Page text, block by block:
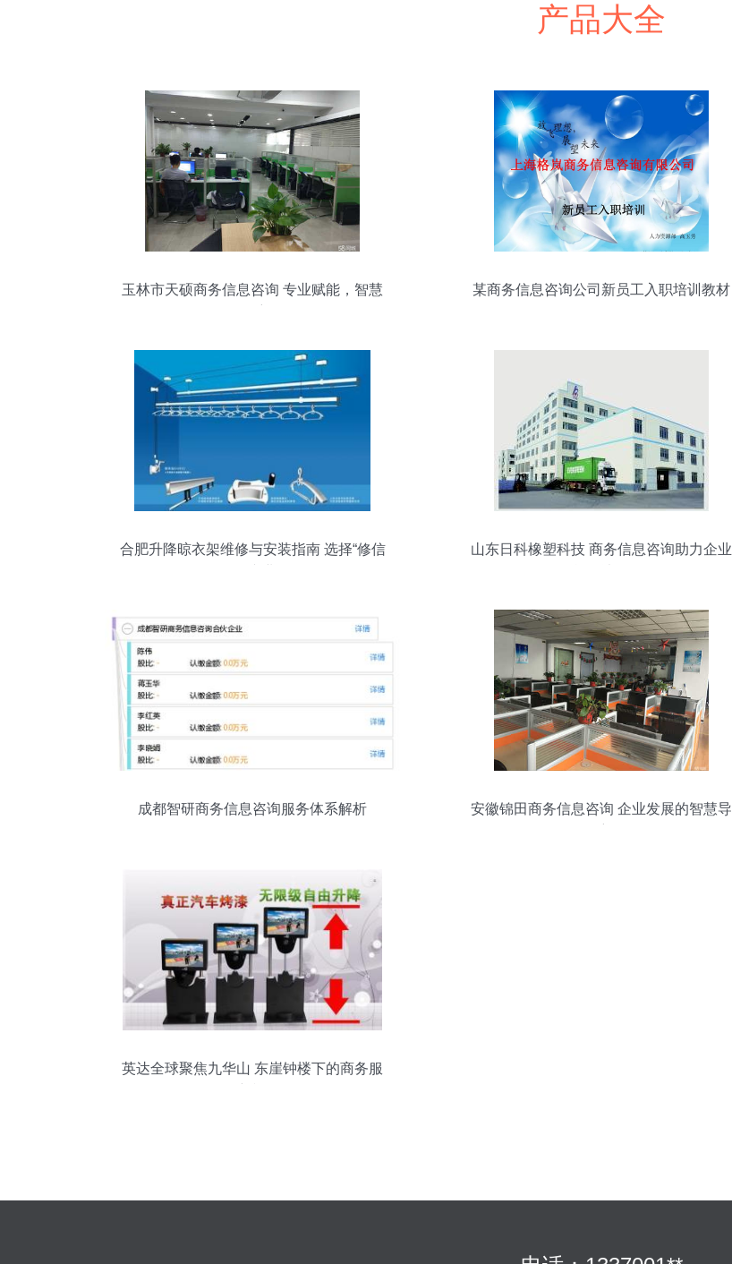
产品大全
玉林市天硕商务信息咨询 专业赋能，智慧
某商务信息咨询公司新员工入职培训教材
合肥升降晾衣架维修与安装指南 选择“修信
山东日科橡塑科技 商务信息咨询助力企业
成都智研商务信息咨询服务体系解析
安徽锦田商务信息咨询 企业发展的智慧导
英达全球聚焦九华山 东崖钟楼下的商务服